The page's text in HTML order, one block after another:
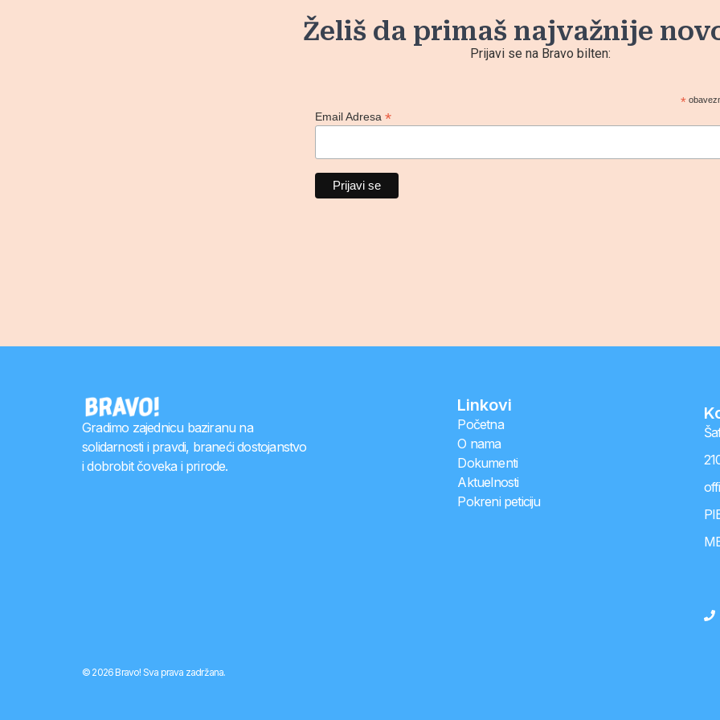
Želiš da primaš najvažnije
Prijavi se na Bravo bilten:
*
Email Adresa *
Gradimo zajednicu baziranu na
solidarnosti i pravdi, braneći dostojanstvo
i dobrobit čoveka i prirode.
Linkovi
Početna
O nama
Dokumenti
Aktuelnosti
Pokreni peticiju
© 2026 Bravo! Sva prava zadržana.